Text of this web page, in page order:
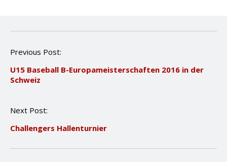
P
s
t
v
g
Previous Post:
U15 Baseball B-Europameisterschaften 2016 in der
Schweiz
Next Post:
Challengers Hallenturnier